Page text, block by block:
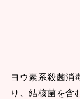
ヨウ素系殺菌消
り、結核菌を含